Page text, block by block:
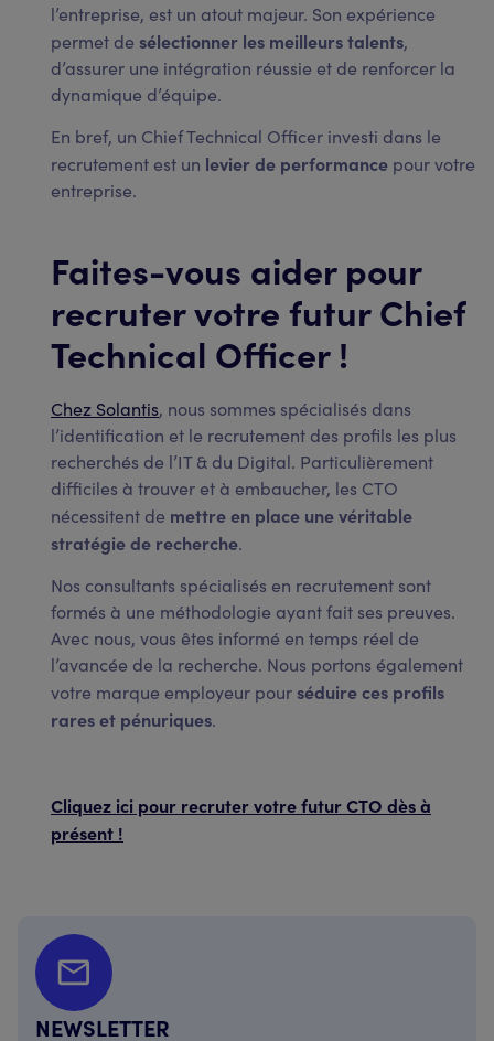
l’entreprise, est un atout majeur. Son expérience
permet de sélectionner les meilleurs talents,
d’assurer une intégration réussie et de renforcer la
dynamique d’équipe.
En bref, un Chief Technical Officer investi dans le
recrutement est un levier de performance pour votre
entreprise.
Faites-vous aider pour
recruter votre futur Chief
Technical Officer !
Chez Solantis, nous sommes spécialisés dans
l’identification et le recrutement des profils les plus
recherchés de l’IT & du Digital. Particulièrement
difficiles à trouver et à embaucher, les CTO
nécessitent de mettre en place une véritable
stratégie de recherche.
Nos consultants spécialisés en recrutement sont
formés à une méthodologie ayant fait ses preuves.
Avec nous, vous êtes informé en temps réel de
l’avancée de la recherche. Nous portons également
votre marque employeur pour séduire ces profils
rares et pénuriques.
Cliquez ici pour recruter votre futur CTO dès à
présent !
NEWSLETTER